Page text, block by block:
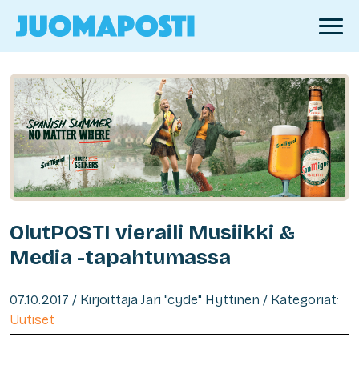
OlutPOSTI vieraili Musiikki &
Media -tapahtumassa
07.10.2017 / Kirjoittaja Jari "cyde" Hyttinen / Kategoriat:
Uutiset